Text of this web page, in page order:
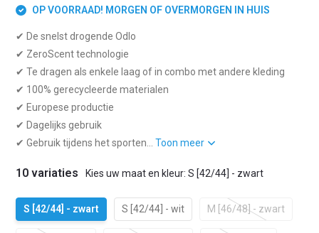
OP VOORRAAD! MORGEN OF OVERMORGEN IN HUIS
✔ De snelst drogende Odlo
✔ ZeroScent technologie
✔ Te dragen als enkele laag of in combo met andere kleding
✔ 100% gerecycleerde materialen
✔ Europese productie
✔ Dagelijks gebruik
✔ Gebruik tijdens het sporten...Toon meer
10 variaties Kies uw maat en kleur: S [42/44] - zwart
S [42/44] - zwart S [42/44] - wit M [46/48] - zwart